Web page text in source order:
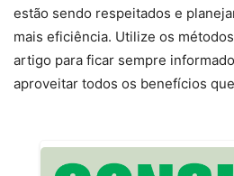
estão sendo respeitados e
mais eficiência. Utilize os
artigo para ficar sempre
aproveitar todos os benefícios